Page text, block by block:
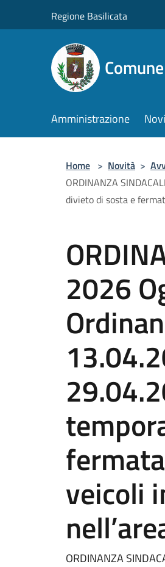
Regione Basilicata
Amministrazione
Home > Novità >
ORDINANZA
divieto di sosta e
2026
veicoli
ORDINANZA